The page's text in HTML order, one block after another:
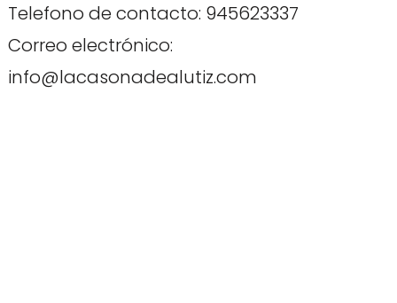
Telefono de contacto: 945623337
Correo electrónico:
info@lacasonadealutiz.com